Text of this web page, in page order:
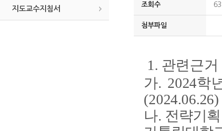
지도교수지침서
조회수
첨부파일
1. 관련근거
가. 2024학
(2024.06.26)
나. 전략기